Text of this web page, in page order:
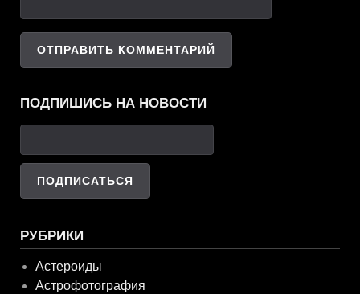
ПОДПИШИСЬ НА НОВОСТИ
РУБРИКИ
Астероиды
Астрофотография